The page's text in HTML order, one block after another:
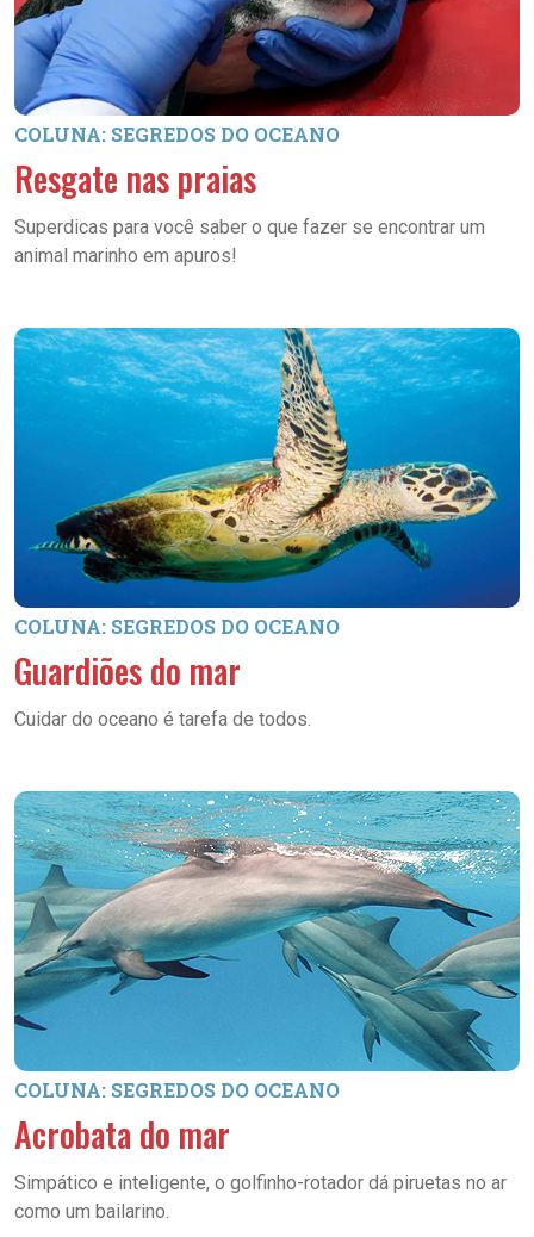
COLUNA: SEGREDOS DO OCEANO
Resgate nas praias
Superdicas para você saber o que fazer se encontrar um
animal marinho em apuros!
COLUNA: SEGREDOS DO OCEANO
Guardiões do mar
Cuidar do oceano é tarefa de todos.
COLUNA: SEGREDOS DO OCEANO
Acrobata do mar
Simpático e inteligente, o golfinho-rotador dá piruetas no ar
como um bailarino.